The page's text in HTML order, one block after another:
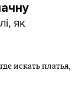
як